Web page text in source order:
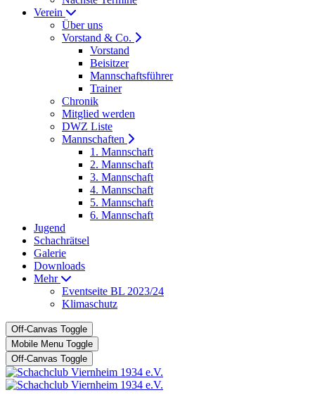
Verein
Über uns
Vorstand & Co.
Vorstand
Beisitzer
Mannschaftsführer
Trainer
Chronik
Mitglied werden
DWZ Liste
Mannschaften
1. Mannschaft
2. Mannschaft
3. Mannschaft
4. Mannschaft
5. Mannschaft
6. Mannschaft
Jugend
Schachrätsel
Galerie
Downloads
Mehr
Eventseite BL 2023/24
Klimaschutz
Off-Canvas Toggle
Mobile Menu Toggle
Off-Canvas Toggle